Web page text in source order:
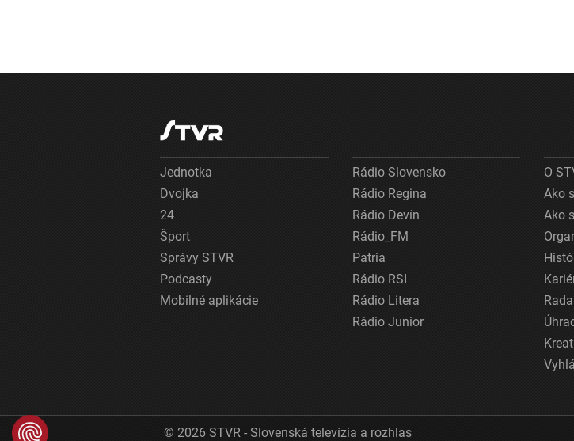
Jednotka
Dvojka
24
Šport
Správy STVR
Podcasty
Mobilné aplikácie
Rádio Slovensko
Rádio Regina
Rádio Devín
Rádio_FM
Patria
Rádio RSI
Rádio Litera
Rádio Junior
O
Ako
Ako
Rada
© 2026 STVR - Slovenská televízia a rozhlas